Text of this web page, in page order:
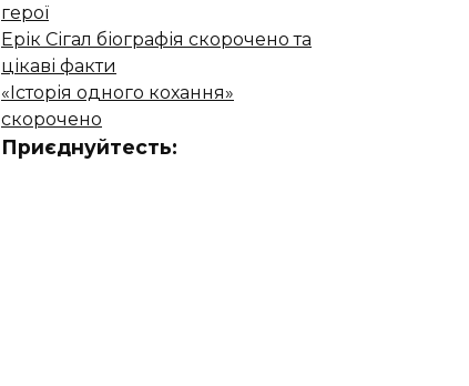
герої
Ерік Сігал біографія скорочено та
цікаві факти
«Історія одного кохання»
скорочено
Приєднуйтесть: